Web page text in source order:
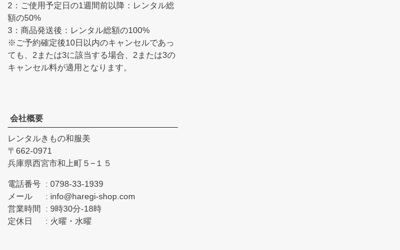
2：ご使用予定日の1週間前以降：レンタル総
額の50%
3：商品発送後：レンタル総額の100%
※ご予約確定後10日以内のキャンセルであっ
ても、2または3に該当する場合、2または3の
キャンセル料が適用となります。
会社概要
レンタルきもの和服美
662-0971
兵庫県西宮市和上町５−１５
電話番号
0798-33-1939
メール
info@haregi-shop.com
営業時間
9時30分-18時
定休日
火曜・水曜